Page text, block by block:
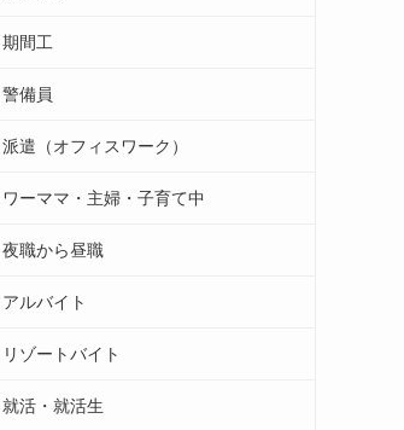
期間工
警備員
派遣（オフィスワーク）
ワーママ・主婦・子育て中
夜職から昼職
アルバイト
リゾートバイト
就活・就活生